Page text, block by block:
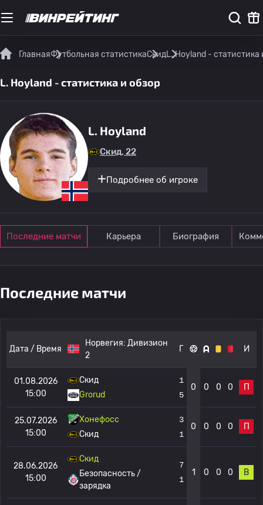
ГлавнаяФутбольная статистикаСкидL. Hoyland - статистика
L. Hoyland - статистика и обзор
L. Hoyland
Скид, 22
Подробнее об игроке
Последние матчи Карьера Биография
Последние матчи
Дата / Время
Норвегия: Дивизион
2
Г И
01.08.2026
15:00
Скид
Grorud
1
5
0 0 0 0 П
25.07.2026
15:00
Хонефосс
Скид
3
1
0 0 0 0 П
28.06.2026
15:00
Скид
Безопасность /
зарядка
7
1
1 0 0 0 В